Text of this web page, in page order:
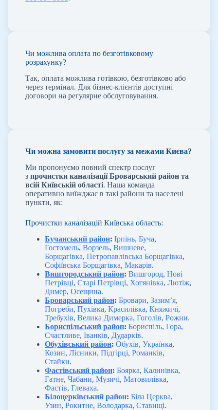
Чи можлива оплата по безготівковому
розрахунку?
Так, оплата можлива готівкою, безготівково або
через термінал. Для бізнес-клієнтів доступні
договори на регулярне обслуговування.
Чи можна замовити послугу за межами Києва?
Ми пропонуємо повний спектр послуг
з прочистки каналізації Броварський район та
всій Київській області. Наша команда
оперативно виїжджає в такі райони та населені
пункти, як:
Прочистки каналізацій Київська область:
Бучанський район: Ірпінь, Буча,
Гостомель, Ворзель, Вишневе,
Борщагівка, Петропавлівська Борщагівка,
Софіївська Борщагівка, Макарів.
Вишгородський район: Вишгород, Нові
Петрівці, Старі Петрівці, Хотянівка, Лютіж,
Димер, Осещина.
Броварський район: Бровари, Зазим’я,
Погреби, Пухівка, Красилівка, Княжичі,
Требухів, Велика Димерка, Гоголів, Рожни.
Бориспільський район: Бориспіль, Гора,
Счастливе, Іванків, Дударків.
Обухівський район: Обухів, Українка,
Козин, Лісники, Підгірці, Романків,
Стайки.
Фастівський район: Боярка, Калинівка,
Гатне, Чабани, Музичі, Матовилівка,
Фастів, Глеваха.
Білоцерківський район: Біла Церква,
Узин, Рокитне, Володарка, Ставищі.